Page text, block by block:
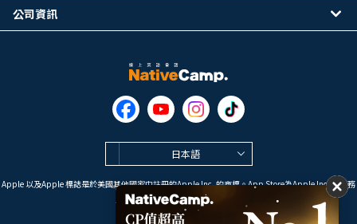
日本語
Apple 以及Apple 標誌是於美國其他國家中註冊的Apple Inc. 的商標。App Store為Apple Inc. 的服務
標誌。
Google Play是 Google LLC 的商標。
公司資訊